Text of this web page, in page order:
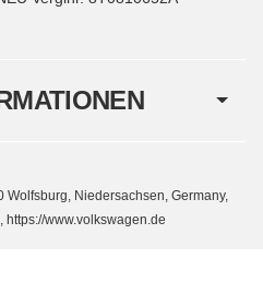
Niedersachsen, Germany,
www.volkswagen.de